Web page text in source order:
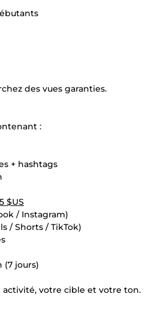
des vues garanties.
:
+ hashtags
$US
/ Instagram)
/ Shorts / TikTok)
jours)
votre cible et votre ton.